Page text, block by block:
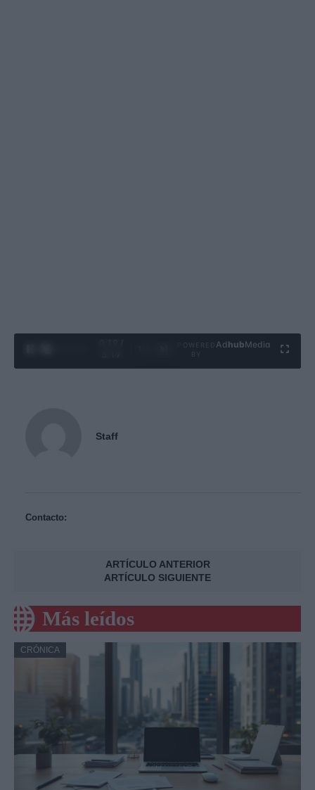
Ad hubMedia
Staff
Contacto:
ARTÍCULO ANTERIOR
ARTÍCULO SIGUIENTE
Más leídos
CRÓNICA